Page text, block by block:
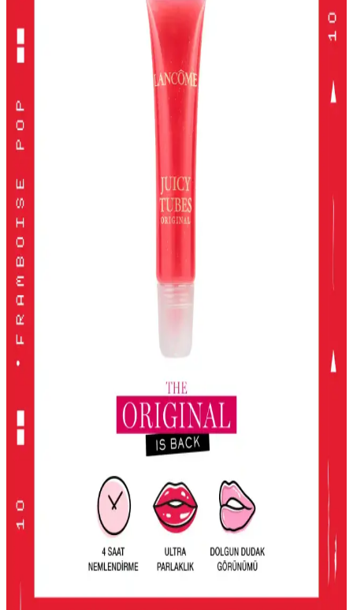
Alerji Dostu ve Doğal Makyaj Ürünleri: Güvenle
Kullanabileceğiniz En İyi Seçenekler
Alerji dostu ve doğal makyaj ürünleri, hassas ciltler için güvenli,
çevre dostu ve dermatolojik testlerden geçmiş seçenekler sunar.
Doğru ürün seçimiyle güzelliğinizi koruyabilirsiniz.
Kiko Milano Unlımıted Double Touch Likit Ruj:
Uzun Süre Kalıcı ve Şık Dudaklar
Kiko Milano'nun Unlımıted Double Touch serisi, yüksek
pigmentasyon ve uzun süre kalıcılık sunan iki aşamalı likit ruj
koleksiyonudur. Doğal ve şık görünüm için ideal seçenekler içerir.
2024 Yılında En İyi Far Paletleri: Renk ve Kalitenin
Buluşması
2024'te öne çıkan yüksek pigmentasyon ve geniş renk
seçenekleriyle en iyi far paletleri, kalıcılık ve çok yönlülük sunarak
makyajda fark yaratmanızı sağlar.
KIKO Unlimited Blush: Doğal Görünüm İçin Kalıcı
ve Hafif Allık Seçeneği
KIKO'nun Unlimited Blush allığı, kalıcı, hafif ve doğal görünüm
sağlayan pembe tonlarıyla günlük makyajda ideal, pratik ve uygun
fiyatlı bir seçenek.
2016'dan Günümüze Asya Makyaj Trendlerinin
Değişimi ve Güncel Stil Yaklaşımları
2016'dan günümüze Asya makyaj trendleri, parlak renklerden doğal
tonlara ve belirgin uygulamalara evrildi. Dudak, göz ve cilt
makyajındaki değişimler detaylı şekilde incelenmektedir.
Lancome Juicy Tubes Nemlendirici Lip Gloss
İncelemesi ve Kullanıcı Deneyimleri
Lancome Juicy Tubes, 20 yılı aşkın süredir popüler olan, parlaklık